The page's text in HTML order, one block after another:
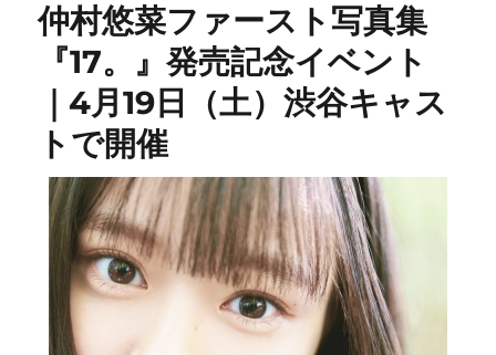
仲村悠菜ファースト写真集
『17。』発売記念イベント
｜4月19日（土）渋谷キャス
トで開催